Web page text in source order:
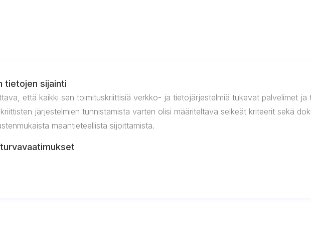
tietojen sijainti
että kaikki sen toimituskriittisiä verkko- ja tietojärjestelmiä tukevat palvelimet
järjestelmien tunnistamista varten olisi määriteltävä selkeät kriteerit sekä
maantieteellistä sijoittamista.